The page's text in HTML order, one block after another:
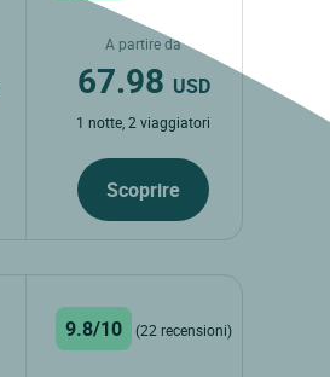
A partire da
67.98 USD
1 notte, 2 viaggiatori
Scoprire
9.8/10 (22 recensioni)